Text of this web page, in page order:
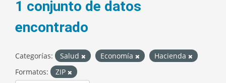
1 conjunto de datos
encontrado
Categorías: Salud Economía
Hacienda
Formatos:
ZIP